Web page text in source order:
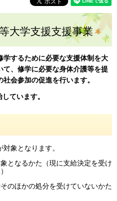
大学支援支援事業
するために必要な支援体制を大
、修学に必要な身体介護等を提
会参加の促進を行います。
ています。
象となります。
となるかた（現に支給決定を受け
のほかの処分を受けていないかた